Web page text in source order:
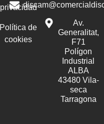
privacidad
Política de
cookies
Av.
Generalitat,
F71
Polígon
Industrial
ALBA
43480 Vila-
seca
Tarragona